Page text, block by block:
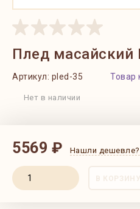
Плед
Артикул: pled-35 Товар
Нет в наличии
5569 ₽ Нашли дешевле?
В КОРЗИНУ